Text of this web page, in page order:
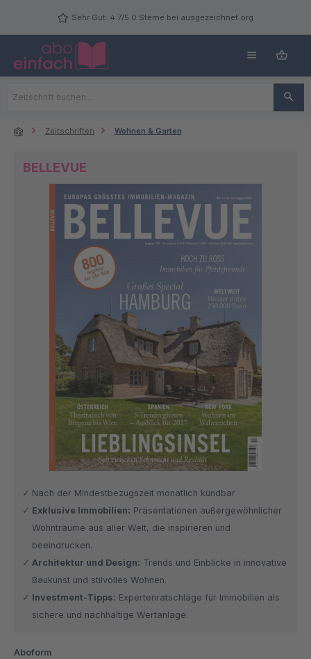
Zum Hauptinhalt springenSehr Gut: 4.7/5.0 Sterne bei ausgezeichnet.org
Zeitschriften Wohnen & Garten
BELLEVUE
Nach der Mindestbezugszeit monatlich kündbar
Exklusive Immobilien: Präsentationen außergewöhnlicher
Wohnträume aus aller Welt, die inspirieren und
beeindrucken.
Architektur und Design: Trends und Einblicke in innovative
Baukunst und stilvolles Wohnen.
Investment-Tipps: Expertenratschläge für Immobilien als
sichere und nachhaltige Wertanlage.
Aboform